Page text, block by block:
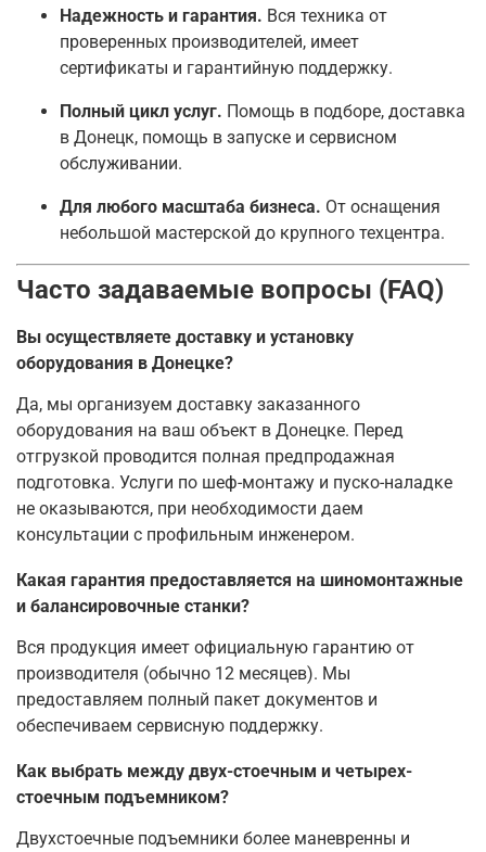
Надежность и гарантия. Вся техника от
проверенных производителей, имеет
сертификаты и гарантийную поддержку.
Полный цикл услуг. Помощь в подборе, доставка
в Донецк, помощь в запуске и сервисном
обслуживании.
Для любого масштаба бизнеса. От оснащения
небольшой мастерской до крупного техцентра.
Часто задаваемые вопросы (FAQ)
Вы осуществляете доставку и установку
оборудования в Донецке?
Да, мы организуем доставку заказанного
оборудования на ваш объект в Донецке. Перед
отгрузкой проводится полная предпродажная
подготовка. Услуги по шеф-монтажу и пуско-наладке
не оказываются, при необходимости даем
консультации с профильным инженером.
Какая гарантия предоставляется на шиномонтажные
и балансировочные станки?
Вся продукция имеет официальную гарантию от
производителя (обычно 12 месяцев). Мы
предоставляем полный пакет документов и
обеспечиваем сервисную поддержку.
Как выбрать между двух-стоечным и четырех-
стоечным подъемником?
Двухстоечные подъемники более маневренны и